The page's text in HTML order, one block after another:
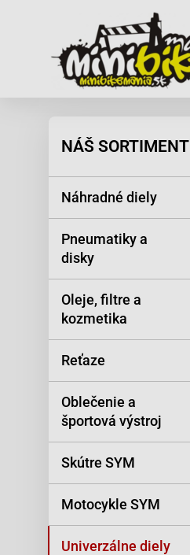
NÁŠ SORTIMENT
Náhradné diely
Pneumatiky a
disky
Oleje, filtre a
kozmetika
Reťaze
Oblečenie a
športová výstroj
Skútre SYM
Motocykle SYM
Univerzálne diely